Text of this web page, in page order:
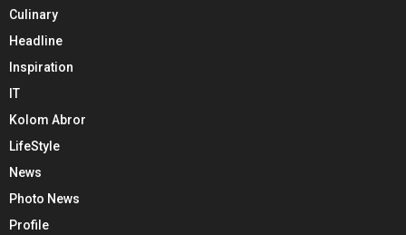
Culinary
Headline
Inspiration
IT
Kolom Abror
LifeStyle
News
Photo News
Profile